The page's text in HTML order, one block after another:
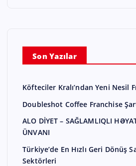
Son Yazılar
Köfteciler Kralı’ndan Yeni Nesil
Doubleshot Coffee Franchise
ALO DİYET – SAĞLAMLIQLI
ÜNVANI
Türkiye’de En Hızlı Geri Dönüş
Sektörleri